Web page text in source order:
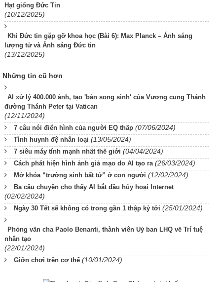
Hạt giống Đức Tin
(10/12/2025)
Khi Đức tin gặp gỡ khoa học (Bài 6): Max Planck – Ánh sáng
lượng tử và Ánh sáng Đức tin
(13/12/2025)
Những tin cũ hơn
AI xử lý 400.000 ảnh, tạo 'bản song sinh' của Vương cung Thánh
đường Thánh Peter tại Vatican
(12/11/2024)
7 câu nói điển hình của người EQ thấp (07/06/2024)
Tình huynh đệ nhân loại (13/05/2024)
7 siêu máy tính mạnh nhất thế giới (04/04/2024)
Cách phát hiện hình ảnh giả mạo do AI tạo ra (26/03/2024)
Mở khóa “trường sinh bất tử” ở con người (12/02/2024)
Ba câu chuyện cho thấy AI bắt đầu hủy hoại Internet
(02/02/2024)
Ngày 30 Tết sẽ không có trong gần 1 thập kỷ tới (25/01/2024)
Phỏng vấn cha Paolo Benanti, thành viên Uỷ ban LHQ về Trí tuệ
nhân tạo
(22/01/2024)
Giỡn chơi trên cơ thể (10/01/2024)